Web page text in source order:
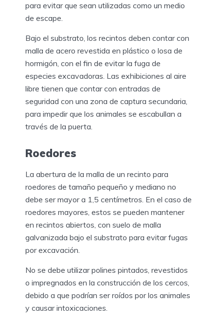
para evitar que sean utilizadas como un medio
de escape.
Bajo el substrato, los recintos deben contar con
malla de acero revestida en plástico o losa de
hormigón, con el fin de evitar la fuga de
especies excavadoras. Las exhibiciones al aire
libre tienen que contar con entradas de
seguridad con una zona de captura secundaria,
para impedir que los animales se escabullan a
través de la puerta.
Roedores
La abertura de la malla de un recinto para
roedores de tamaño pequeño y mediano no
debe ser mayor a 1,5 centímetros. En el caso de
roedores mayores, estos se pueden mantener
en recintos abiertos, con suelo de malla
galvanizada bajo el substrato para evitar fugas
por excavación.
No se debe utilizar polines pintados, revestidos
o impregnados en la construcción de los cercos,
debido a que podrían ser roídos por los animales
y causar intoxicaciones.